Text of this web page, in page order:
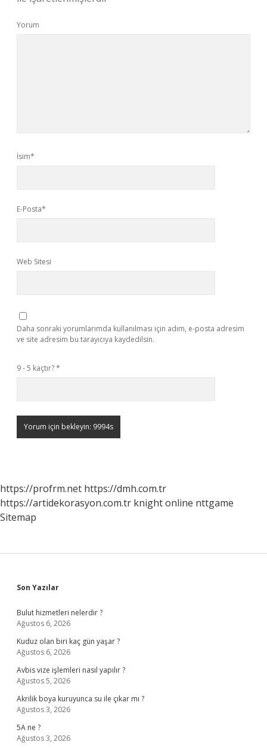
Yorum
İsim*
E-Posta*
Web Sitesi
Daha sonraki yorumlarımda kullanılması için adım, e-posta adresim
ve site adresim bu tarayıcıya kaydedilsin.
9 - 5 kaçtır?*
https://profrm.net https://dmh.com.tr
https://artidekorasyon.com.tr knight online nttgame
Sitemap
Sidebar
Son Yazılar
Bulut hizmetleri nelerdir ?
Ağustos 6, 2026
Kuduz olan biri kaç gün yaşar ?
Ağustos 6, 2026
Avbis vize işlemleri nasıl yapılır ?
Ağustos 5, 2026
Akrilik boya kuruyunca su ile çıkar mı ?
Ağustos 3, 2026
5A ne ?
Ağustos 3, 2026